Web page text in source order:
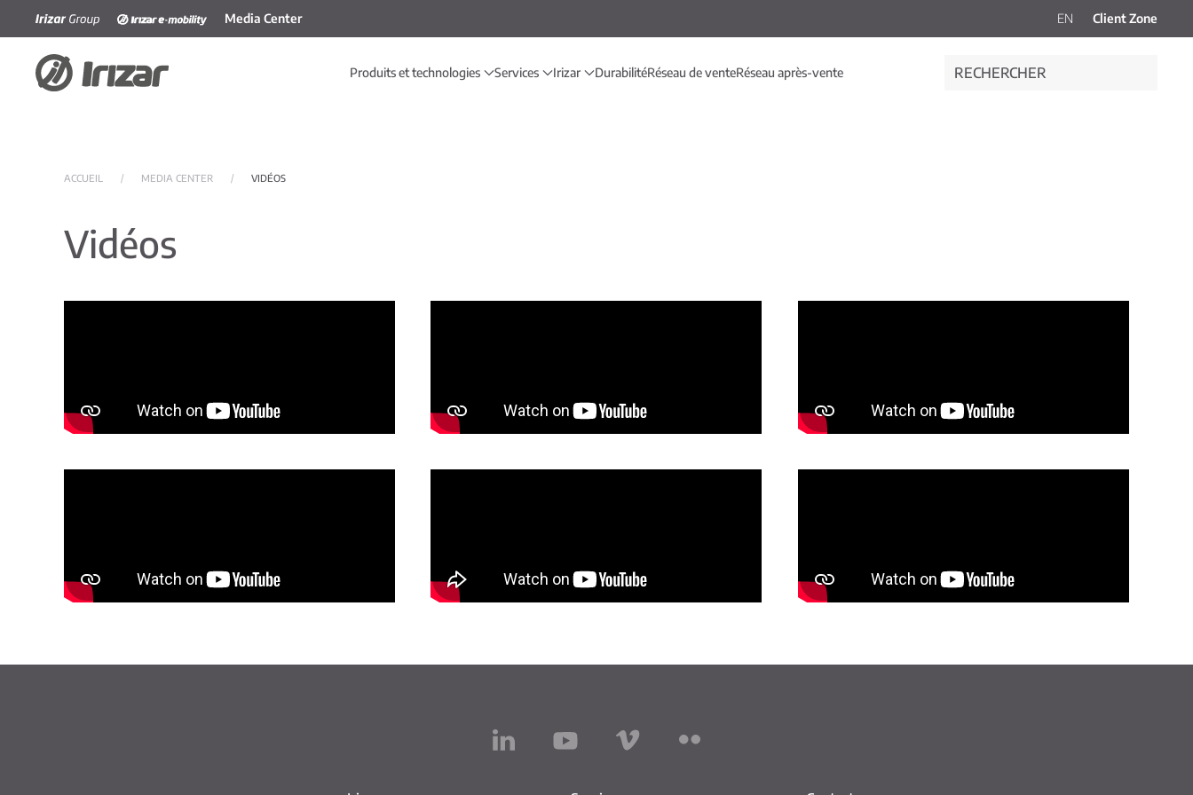
Accéder au contenu principal
Media Center EN Client Zone
Produits et technologies Services Irizar DurabilitéRéseau de venteRéseau après-vente
ACCUEIL MEDIA CENTER VIDÉOS
Vidéos